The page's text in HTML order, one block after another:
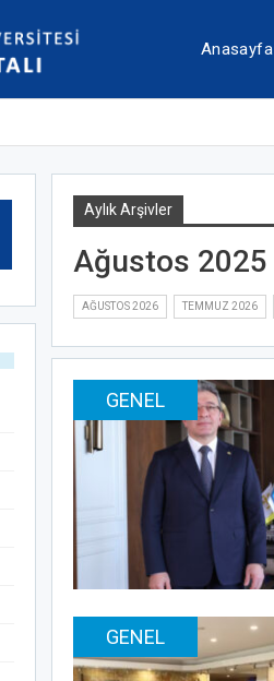
Anasayfa
Aylık Arşivler
Ağustos 2025
AĞUSTOS 2026 TEMMUZ 2026
GENEL
GENEL